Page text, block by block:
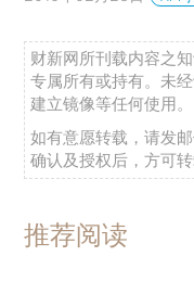
财新网所刊载内容之
专属所有或持有。未
建立镜像等任何使用。
如有意愿转载，请发
确认及授权后，方可转
推荐阅读